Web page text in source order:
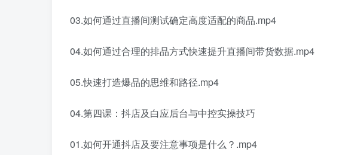
03.如何通过直播间测试确定高度适配的商品.mp4
04.如何通过合理的排品方式快速提升直播间带货数据.mp4
05.快速打造爆品的思维和路径.mp4
04.第四课：抖店及白应后台与中控实操技巧
01.如何开通抖店及要注意事项是什么？.mp4